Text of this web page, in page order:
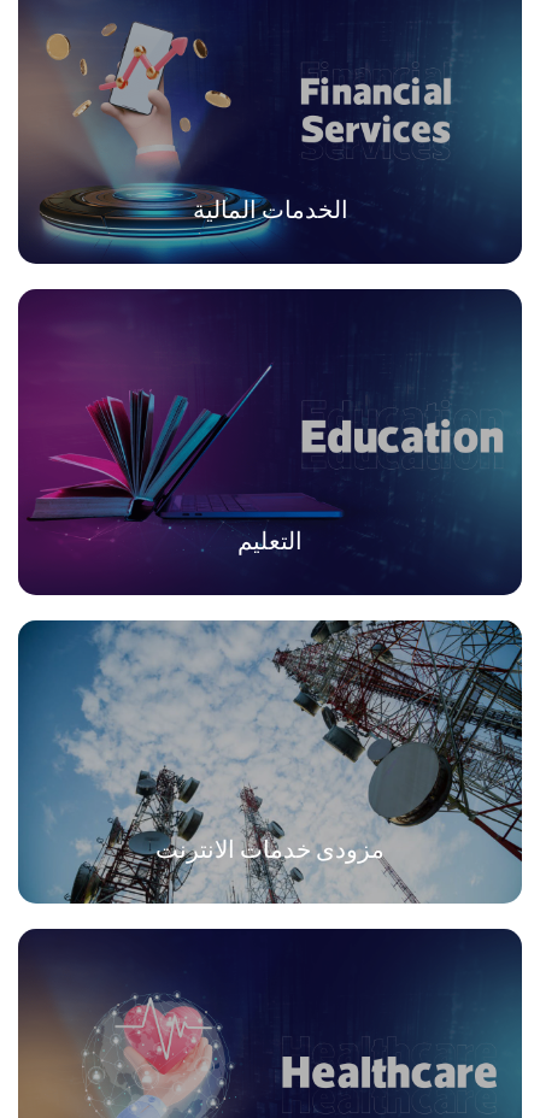
الخدمات المالية
التعليم
مزودى خدمات الانترنت